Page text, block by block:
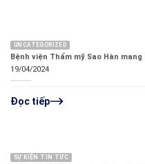
UNCATEGORIZED
Bệnh viện Thẩm mỹ Sao Hàn
19/04/2024
Đọc tiếp
SỰ KIỆN TIN TỨC